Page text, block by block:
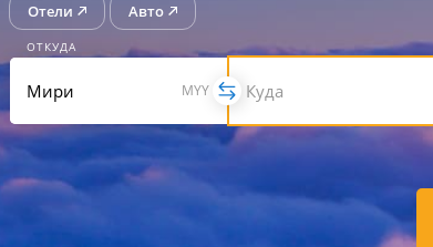
Отели Авто
ОТКУДА
MYY